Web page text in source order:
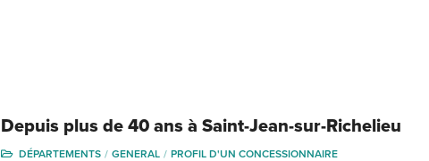
Depuis plus de 40 ans à Saint-Jean-sur-Richelieu
DÉPARTEMENTS GENERAL PROFIL D'UN CONCESSIONNAIRE